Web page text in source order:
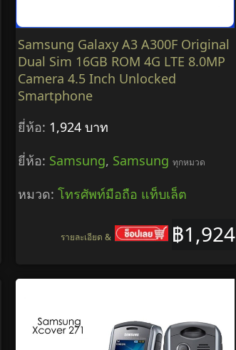
Samsung Galaxy A3 A300F Original
Dual Sim 16GB ROM 4G LTE 8.0MP
Camera 4.5 Inch Unlocked
Smartphone
ยี่ห้อ: 1,924 บาท
ยี่ห้อ: Samsung, Samsung ทุกหมวด
หมวด: โทรศัพท์มือถือ แท็บเล็ต
฿1,924
รายละเอียด &